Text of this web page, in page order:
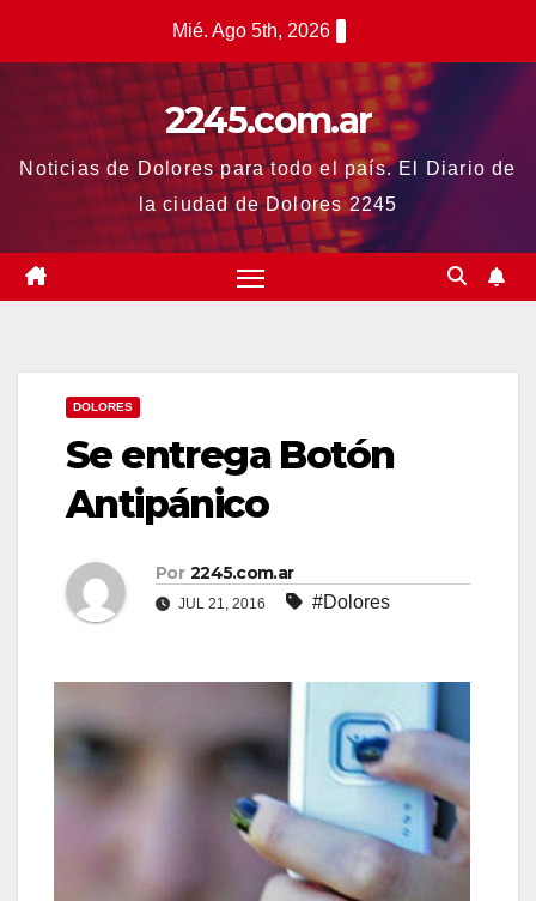
Mié. Ago 5th, 2026
2245.com.ar
Noticias de Dolores para todo el país. El Diario de
la ciudad de Dolores 2245
DOLORES
Se entrega Botón
Antipánico
Por 2245.com.ar
JUL 21, 2016 #Dolores